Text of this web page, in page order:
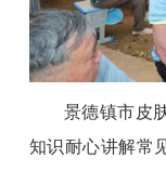
景德镇市皮
知识耐心讲解常